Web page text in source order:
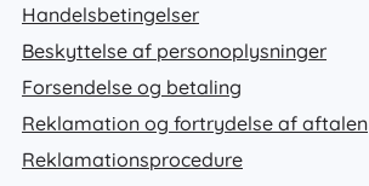
Handelsbetingelser
Beskyttelse af personoplysninger
Forsendelse og betaling
Reklamation og fortrydelse af aftalen
Reklamationsprocedure